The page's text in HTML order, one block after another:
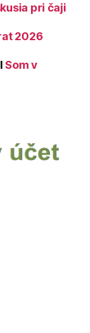
pri čaji
2026
Som v